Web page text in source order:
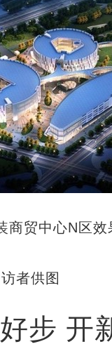
商贸中心N区
者供图
开